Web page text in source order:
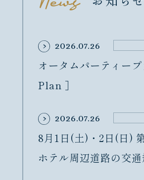
2026.07.26
オータムパーティー
Plan ］
2026.07.26
8月1日(土)・2日(日)
ホテル周辺道路の交